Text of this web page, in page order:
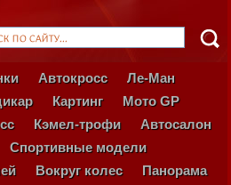
Автокросс
Ле-Ман
Картинг
Мото GP
Кэмел-трофи
Автосалон
Спортивные модели
Вокруг колес
Панорама